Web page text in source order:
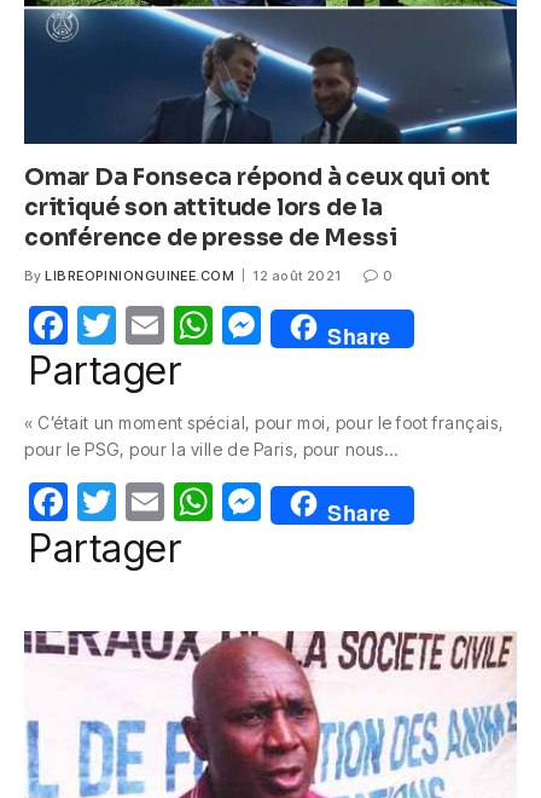
Omar Da Fonseca répond à ceux qui ont
critiqué son attitude lors de la
conférence de presse de Messi
By LIBREOPINIONGUINEE.COM 12 août 2021 0
F
a
e
b
o
o
T
w
itt
er
E
m
W
s
A
p
M
e
e
n
g
Share
Partager
« C’était un moment spécial, pour moi, pour le foot français,
pour le PSG, pour la ville de Paris, pour nous…
F
a
b
o
k
T
w
itt
E
m
W
A
p
p
M
e
n
g
er
Share
Partager